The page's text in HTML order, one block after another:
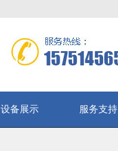
设备展示 服务支持